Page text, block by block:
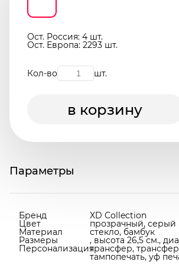
Ост. Россия: 4 шт.
Ост. Европа: 2293 шт.
Кол-во шт.
в корзину
Параметры
Бренд XD Collection
Цвет прозрачный, серый
Материал стекло, бамбук
Размеры , высота 26,5 см.,
Персонализациятрансфер,
тампопечать, уф